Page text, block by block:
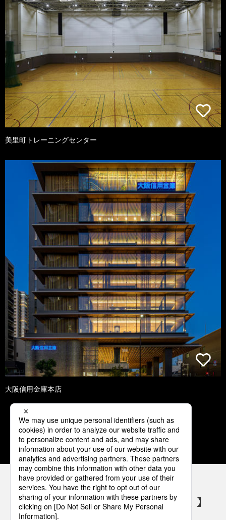
美里町トレーニングセンター
大阪信用金庫本店
1 2 3 4 5
パナソニックの電気設備 SNSアカウント